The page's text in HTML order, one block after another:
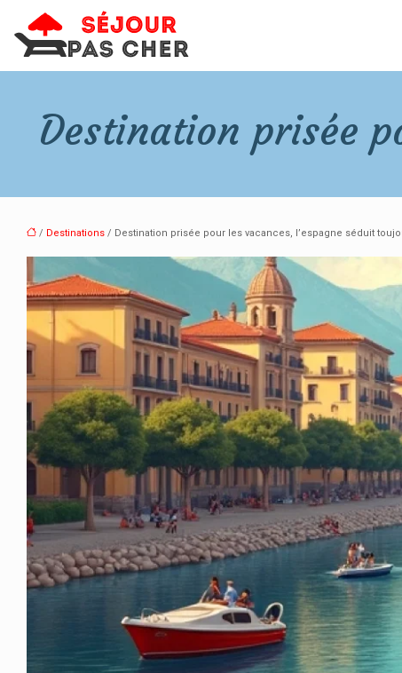
Destination prisée
/ Destinations / Destination prisée pour les vacances, l’espagne séduit